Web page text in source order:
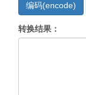
编码(encode)
转换结果：